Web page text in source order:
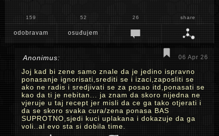
159 52 26 share
odobravam osuđujem
Anonimus: 06 Apr 26
Joj kad bi zene samo znale da je jedino ispravno
ponasanje ignorisati,srediti se i izaci,zaposliti se
ako ne radis i sredjivati se za posao itd,ponasati se
kao da ti je nebitan... ja znam da skoro nijedna ne
vjeruje u taj recept jer misli da ce ga tako otjerati i
da se skoro svaka cura/zena ponasa BAS
SUPROTNO,sjedi kuci uplakana i dokazuje da ga
voli..al evo sta si dobila time.